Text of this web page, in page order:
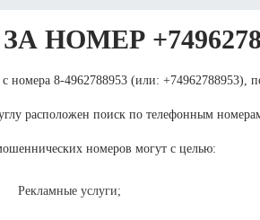
НОМЕР
номера 8-4962788953 (или: +74962788953),
расположен поиск по телефонным
номеров могут с целью:
Рекламные услуги;